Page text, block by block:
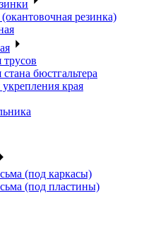
резинка)
трусов
бюстгальтера
края
(под каркасы)
(под пластины)